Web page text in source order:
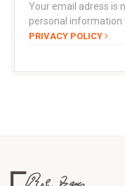
Your email adress is
personal information
PRIVACY POLICY .